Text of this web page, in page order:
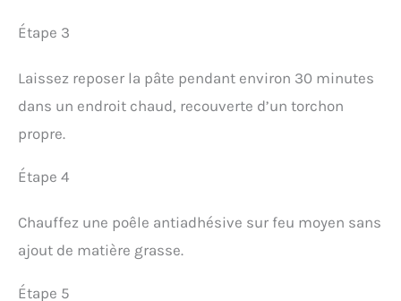
Étape 3
Laissez reposer la pâte pendant environ 30 minutes
dans un endroit chaud, recouverte d’un torchon
propre.
Étape 4
Chauffez une poêle antiadhésive sur feu moyen sans
ajout de matière grasse.
Étape 5